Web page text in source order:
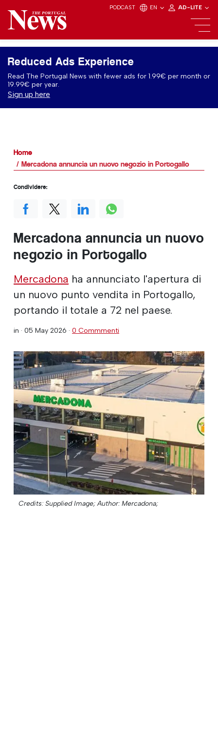
PODCAST EN AD-LITE
Reduced Ads Experience
Read The Portugal News with fewer ads for 1.99€ per month or
19.99€ per year.
Sign up here
Home
Mercadona annuncia un nuovo negozio in Portogallo
Mercadona annuncia un nuovo
negozio in Portogallo
Mercadona ha annunciato l'apertura di
un nuovo punto vendita in Portogallo,
portando il totale a 72 nel paese.
in · 05 May 2026 · 0 Commmenti
Credits: Supplied Image; Author: Mercadona;
Condividere: